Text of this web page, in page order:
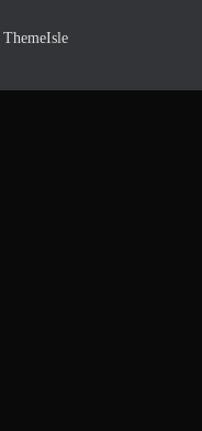
ThemeIsle